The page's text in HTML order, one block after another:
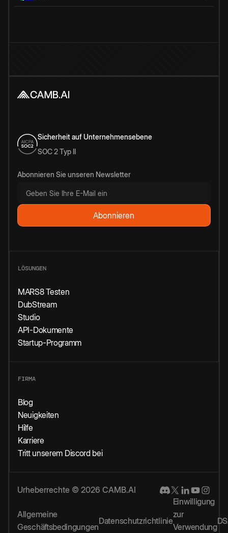
Sicherheit auf Unternehmensebene
SOC 2 Typ II
Abonnieren Sie unseren Newsletter
LÖSUNGEN
MARS8 Testen
DubStream
Studio
API-Dokumente
Startup-Programm
FIRMA
Blog
Neuigkeiten
Hilfe
Karriere
Tritt unserem Discord bei
Urheberrechte © 2026 CAMB.AI
Allgemeine
Geschäftsbedingungen
Datenschutzrichtlinie
Einwilligung
zur
Verwendung